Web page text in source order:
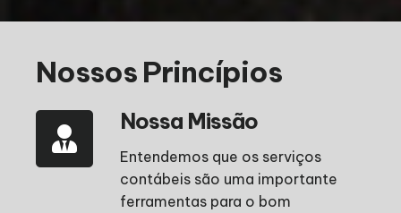
Nossos Princípios
Nossa Missão
Entendemos que os serviços
contábeis são uma importante
ferramentas para o bom